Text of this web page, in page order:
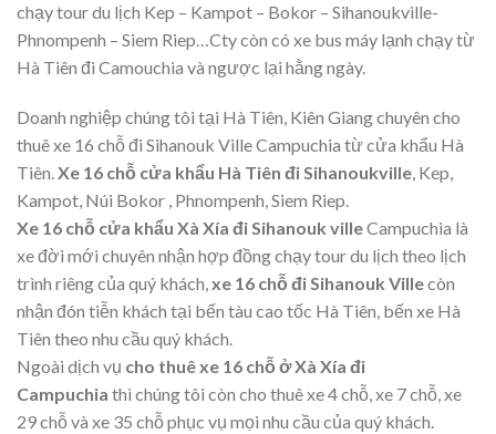
chạy tour du lịch Kep – Kampot – Bokor – Sihanoukville-
Phnompenh – Siem Riep…Cty còn có xe bus máy lạnh chạy từ
Hà Tiên đi Camouchia và ngược lại hằng ngày.
Doanh nghiệp chúng tôi tại Hà Tiên, Kiên Giang chuyên cho
thuê xe 16 chỗ đi Sihanouk Ville Campuchia từ cửa khẩu Hà
Tiên.Xe 16 chỗ cửa khẩu Hà Tiên đi Sihanoukville, Kep,
Kampot, Núi Bokor , Phnompenh, Siem Riep.
Xe 16 chỗ cửa khẩu Xà Xía đi Sihanouk villeCampuchia là
xe đời mới chuyên nhận hợp đồng chạy tour du lịch theo lịch
trình riêng của quý khách,xe 16 chỗ đi Sihanouk Villecòn
nhận đón tiễn khách tại bến tàu cao tốc Hà Tiên, bến xe Hà
Tiên theo nhu cầu quý khách.
Ngoài dịch vụ cho thuê xe 16 chỗ ở Xà Xía đi
Campuchia thì chúng tôi còn cho thuê xe 4 chỗ, xe 7 chỗ, xe
29 chỗ và xe 35 chỗ phục vụ mọi nhu cầu của quý khách.